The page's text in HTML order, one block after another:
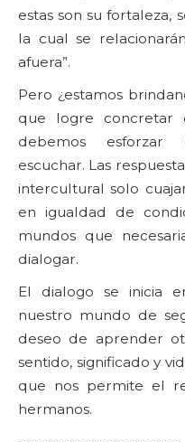
estas son su fortaleza,
la cual se
afuera”.
Pero ¿estamos
que logre concretar
debemos esforzar
escuchar. Las
intercultural solo
en igualdad de
mundos que
dialogar.
El dialogo se inicia
nuestro mundo de
deseo de aprender
sentido, significado y
que nos permite el
hermanos.